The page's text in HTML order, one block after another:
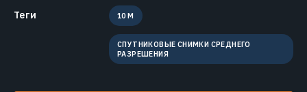
Теги
10 M
СПУТНИКОВЫЕ СНИМКИ СРЕДНЕГО
РАЗРЕШЕНИЯ